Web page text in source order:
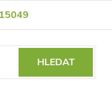
údajů
HLEDAT